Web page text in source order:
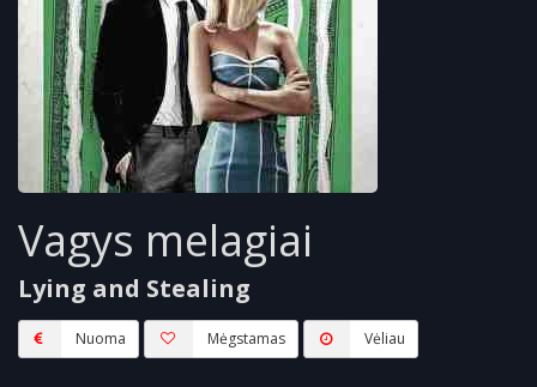
Vagys melagiai
Lying and Stealing
Nuoma Mėgstamas Vėliau